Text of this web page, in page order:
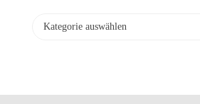
o